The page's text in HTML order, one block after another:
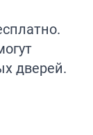
дверей.